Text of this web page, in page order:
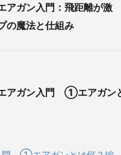
アガン入門：飛距離が激
の魔法と仕組み
アガン入門 ①エアガン